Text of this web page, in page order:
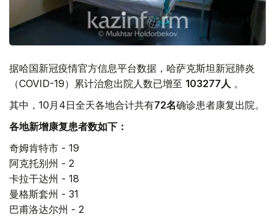
据哈国新冠疫情官方信息平台数据，哈萨克斯坦新冠肺炎
（COVID-19）累计治愈出院人数已增至 103277 人 。
其中，10月4日全天各地合计共有72名确诊患者康复出院。
各地新增康复患者数如下：
奇姆肯特市 - 19
阿克托别州 - 2
卡拉干达州 - 18
曼格斯套州 - 31
巴甫洛达尔州 - 2